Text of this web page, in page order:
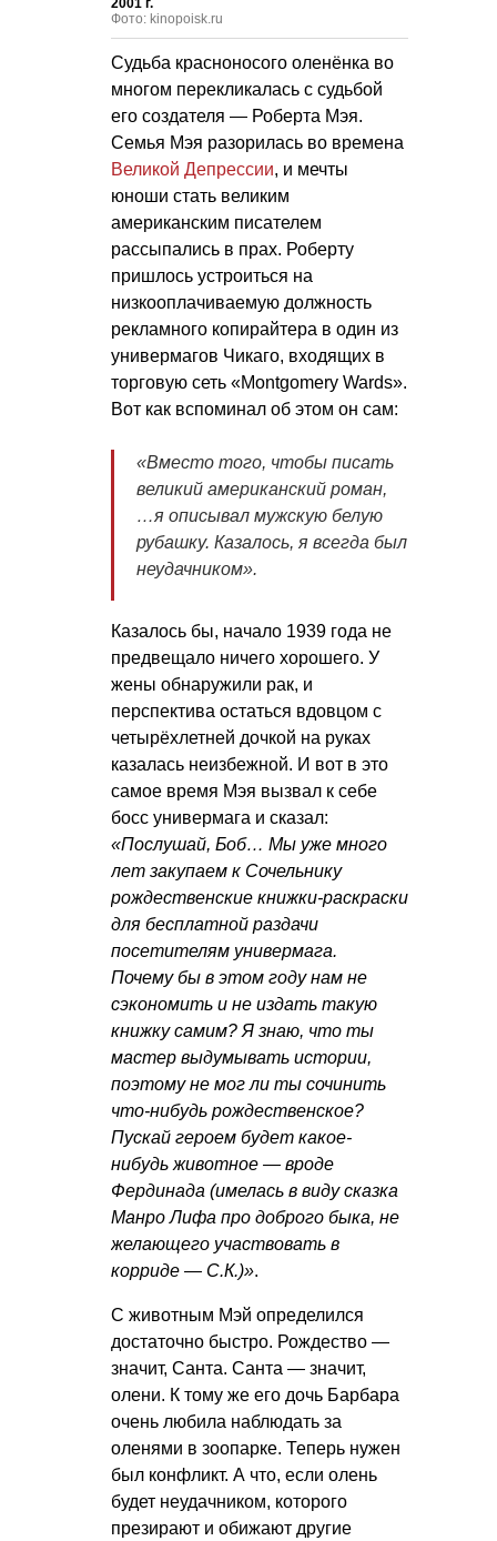
2001 г.
Фото: kinopoisk.ru
Судьба красноносого оленёнка во
многом перекликалась с судьбой
его создателя — Роберта Мэя.
Семья Мэя разорилась во времена
Великой Депрессии, и мечты
юноши стать великим
американским писателем
рассыпались в прах. Роберту
пришлось устроиться на
низкооплачиваемую должность
рекламного копирайтера в один из
универмагов Чикаго, входящих в
торговую сеть «Montgomery Wards».
Вот как вспоминал об этом он сам:
«Вместо того, чтобы писать
великий американский роман,
…я описывал мужскую белую
рубашку. Казалось, я всегда был
неудачником».
Казалось бы, начало 1939 года не
предвещало ничего хорошего. У
жены обнаружили рак, и
перспектива остаться вдовцом с
четырёхлетней дочкой на руках
казалась неизбежной. И вот в это
самое время Мэя вызвал к себе
босс универмага и сказал:
«Послушай, Боб… Мы уже много
лет закупаем к Сочельнику
рождественские книжки-раскраски
для бесплатной раздачи
посетителям универмага.
Почему бы в этом году нам не
сэкономить и не издать такую
книжку самим? Я знаю, что ты
мастер выдумывать истории,
поэтому не мог ли ты сочинить
что-нибудь рождественское?
Пускай героем будет какое-
нибудь животное — вроде
Фердинада (имелась в виду сказка
Манро Лифа про доброго быка, не
желающего участвовать в
корриде — С.К.)».
С животным Мэй определился
достаточно быстро. Рождество —
значит, Санта. Санта — значит,
олени. К тому же его дочь Барбара
очень любила наблюдать за
оленями в зоопарке. Теперь нужен
был конфликт. А что, если олень
будет неудачником, которого
презирают и обижают другие